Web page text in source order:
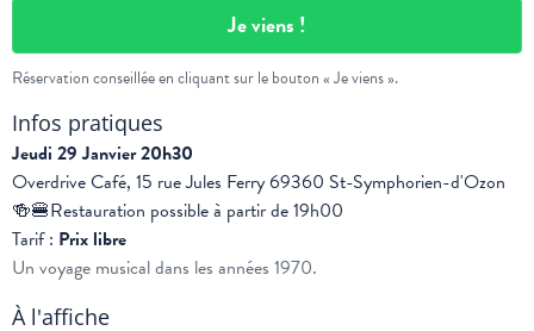
Je viens !
Réservation conseillée en cliquant sur le bouton « Je viens ».
Infos pratiques
Jeudi 29 Janvier 20h30
Overdrive Café, 15 rue Jules Ferry 69360 St-Symphorien-d'Ozon
🍻🍔Restauration possible à partir de 19h00
Tarif : Prix libre
Un voyage musical dans les années 1970.
À l'affiche